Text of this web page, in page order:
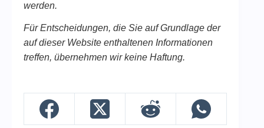
werden.
Für Entscheidungen, die Sie auf Grundlage der
auf dieser Website enthaltenen Informationen
treffen, übernehmen wir keine Haftung.